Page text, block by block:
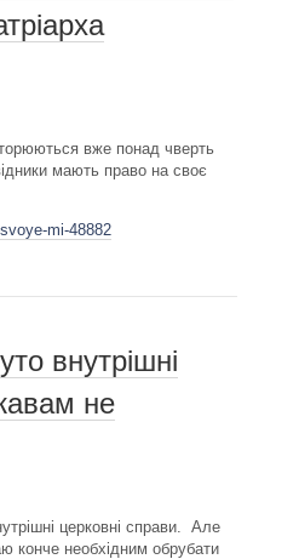
вже понад чверть
мають право на своє
mi-48882
внутрішні
не
церковні справи. Але
конче необхідним обрубати